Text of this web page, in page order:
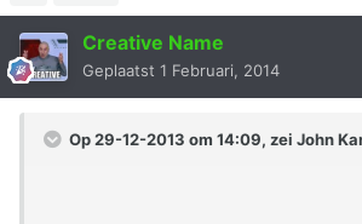
Creative Name
Geplaatst 1 Februari, 2014
Op 29-12-2013 om 14:09, zei John